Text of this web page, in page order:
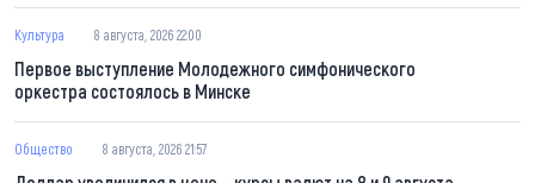
Культура 8 августа, 2026 22:00
Первое выступление Молодежного симфонического
оркестра состоялось в Минске
Общество 8 августа, 2026 21:57